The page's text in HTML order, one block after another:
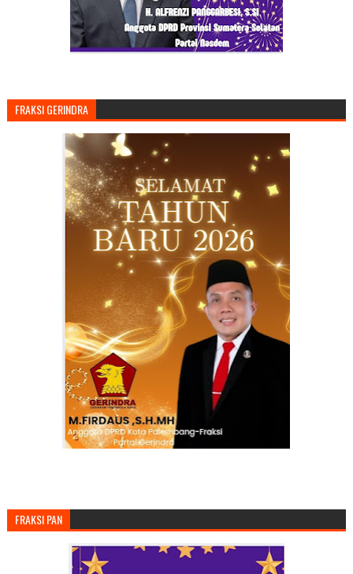
FRAKSI GERINDRA
FRAKSI PAN